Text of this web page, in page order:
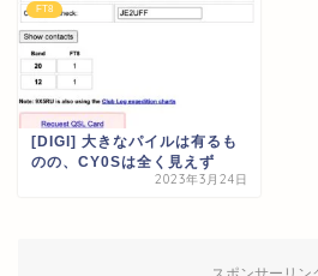
FT8
[DIGI] 大きなパイルは有るも
のの、CY0Sは全く見えず
2023年3月24日